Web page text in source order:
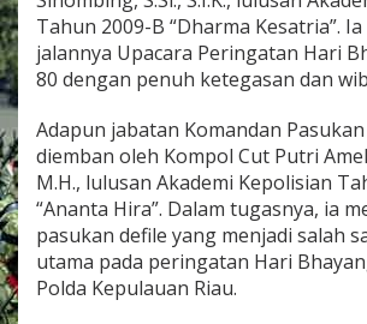
u
g
a
U
a
c
a
r
a
H
a
Tahun 2009-B “Dharma Kesatria”.
jalannya Upacara Peringatan Hari
80 dengan penuh ketegasan dan
Adapun jabatan Komandan
diemban oleh Kompol Cut Putri
M.H., lulusan Akademi Kepolisian
“Ananta Hira”. Dalam tugasnya, ia
pasukan defile yang menjadi salah
utama pada peringatan Hari
Polda Kepulauan Riau.